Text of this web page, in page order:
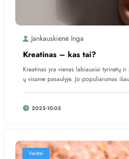
Jankauskienė Inga
Kreatinas – kas tai?
Kreatinas yra vienas labiausiai tyrinėtų
ų visame pasaulyje. Jo populiarumas
2025-10-05
Vaistai